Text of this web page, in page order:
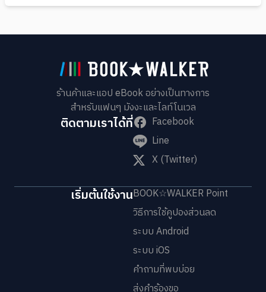
ร้านค้าและแอป eBook อย่างเป็นทางการ
สำหรับแฟนๆ มังงะและไลท์โนเวล
ติดตามเราได้ที่
Facebook
Line
X (Twitter)
เริ่มต้นใช้งานBOOK☆WALKER Point
วิธีการใช้คูปองส่วนลด
ระบบ Android
ระบบ iOS
คำถามที่พบบ่อย
ส่งคำร้องขอ